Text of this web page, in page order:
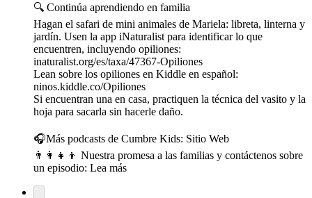
🔍 Continúa aprendiendo en familia
Hagan el safari de mini animales de Mariela: libreta, linterna y
jardín. Usen la app iNaturalist para identificar lo que
encuentren, incluyendo opiliones:
inaturalist.org/es/taxa/47367-Opiliones
Lean sobre los opiliones en Kiddle en español:
ninos.kiddle.co/Opiliones
Si encuentran una en casa, practiquen la técnica del vasito y la
hoja para sacarla sin hacerle daño.
🎧Más podcasts de Cumbre Kids: ⁠⁠⁠⁠Sitio Web⁠⁠⁠⁠
👨‍👩‍👧‍👦 Nuestra promesa a las familias y contáctenos sobre
un episodio: ⁠⁠⁠⁠Lea más